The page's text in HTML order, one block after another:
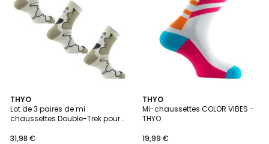
THYO
Lot de 3 paires de mi
chaussettes Double-Trek pour
31,98 €
4
/
5
3
Couleurs
THYO
Mi-chaussettes COLOR VIBES -
THYO
19,99 €
2
Couleurs